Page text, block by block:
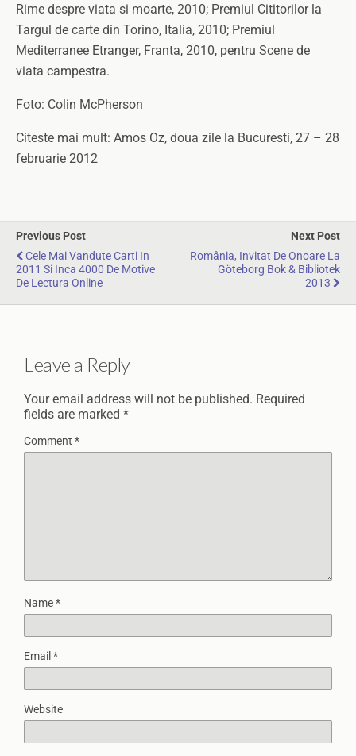
Rime despre viata si moarte, 2010; Premiul Cititorilor la
Targul de carte din Torino, Italia, 2010; Premiul
Mediterranee Etranger, Franta, 2010, pentru Scene de
viata campestra.
Foto: Colin McPherson
Citeste mai mult: Amos Oz, doua zile la Bucuresti, 27 – 28
februarie 2012
Previous Post
Cele Mai Vandute Carti In
2011 Si Inca 4000 De Motive
De Lectura Online
Next Post
România, Invitat De Onoare La
Göteborg Bok & Bibliotek
2013
Leave a Reply
Your email address will not be published. Required
fields are marked *
Comment *
Name*
Email *
Website